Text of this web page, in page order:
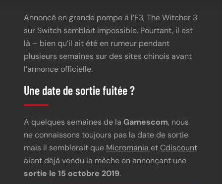
Annoncé en grande pompe à l’E3, The Witcher 3
sur Switch semblait impossible. Pourtant, il est
là – bien qu’il ait été en rumeur pendant
plusieurs semaines sur des sites chinois avant
l’annonce officielle.
Une date de sortie fuitée ?
A quelques semaines de la Gamescom, nous
ne connaissons toujours pas la date de sortie
mais il semblerait que Micromania etCdiscount
aient déjà vendu la mèche en annonçant une
sortie le 15 octobre 2019.